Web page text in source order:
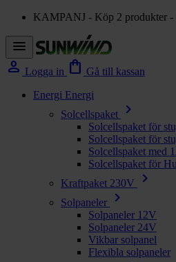
KAMPANJ - Köp 2 produkter -
menu
person Logga in shopping_bag Gå till kassan
Energi Energi
Solcellspaket
chevron_right
Solcellspaket för
Solcellspaket för
Solcellspaket med
Solcellspaket för
Kraftpaket 230V
chevron_right
Solpaneler chevron_right
Solpaneler 12V
Solpaneler 24V
Vikbar solpanel
Flexibla solpaneler